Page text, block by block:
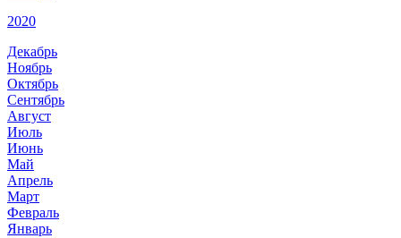
2020
Декабрь
Ноябрь
Октябрь
Сентябрь
Август
Июль
Июнь
Май
Апрель
Март
Февраль
Январь